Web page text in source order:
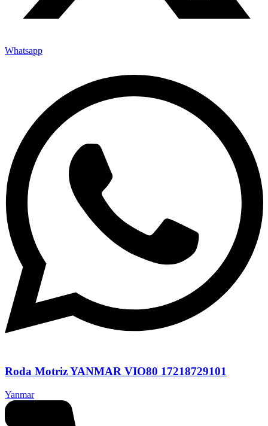
Whatsapp
Roda Motriz YANMAR VIO80 17218729101
Yanmar